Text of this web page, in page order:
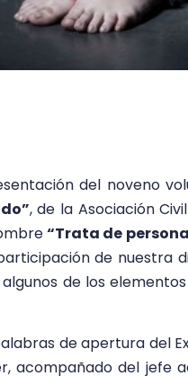
del noveno
, de la Asociación
“Trata de
de nuestra
de los
de apertura del
acompañado del jefe